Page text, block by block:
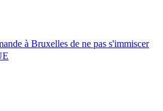
à Bruxelles de ne pas s'immiscer